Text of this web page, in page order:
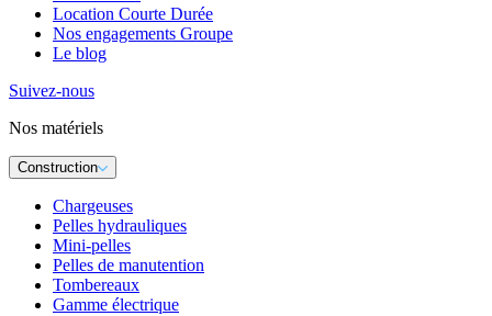
Location Courte Durée
Nos engagements Groupe
Le blog
Suivez-nous
Nos matériels
Construction
Chargeuses
Pelles hydrauliques
Mini-pelles
Pelles de manutention
Tombereaux
Gamme électrique